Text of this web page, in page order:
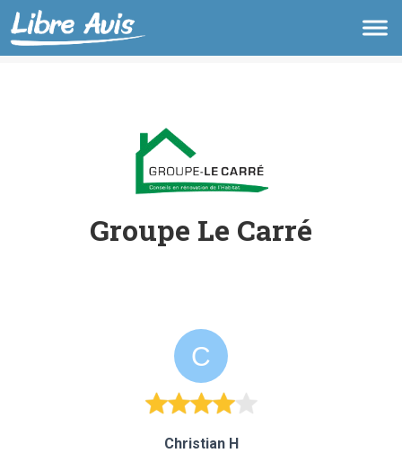
Groupe Le Carré
Christian H